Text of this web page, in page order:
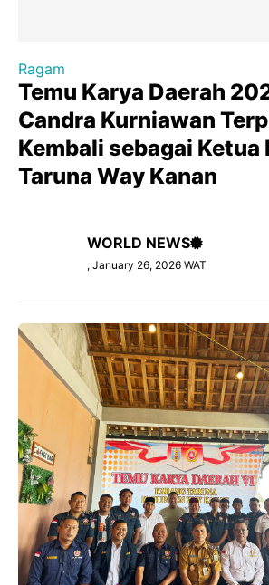
Ragam
Temu Karya Daerah
Candra Kurniawan
Kembali sebagai Ketua
Taruna Way Kanan
WORLD NEWS
, January 26, 2026 WAT